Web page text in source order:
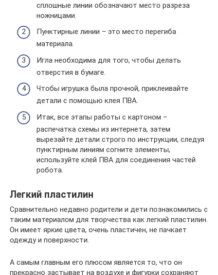
сплошные линии обозначают место разреза
ножницами.
Пунктирные линии – это место перегиба
материала.
Игла необходима для того, чтобы делать
отверстия в бумаге.
Чтобы игрушка была прочной, приклеивайте
детали с помощью клея ПВА.
Итак, все этапы работы с картоном –
распечатка схемы из интернета, затем
вырезайте детали строго по инструкции, следуя
пунктирным линиям согните элементы,
используйте клей ПВА для соединения частей
робота.
Легкий пластилин
Сравнительно недавно родители и дети познакомились с
таким материалом для творчества как легкий пластилин.
Он имеет яркие цвета, очень пластичен, не пачкает
одежду и поверхности.
А самым главным его плюсом является то, что он
прекрасно застывает на воздухе и фигурки сохраняют